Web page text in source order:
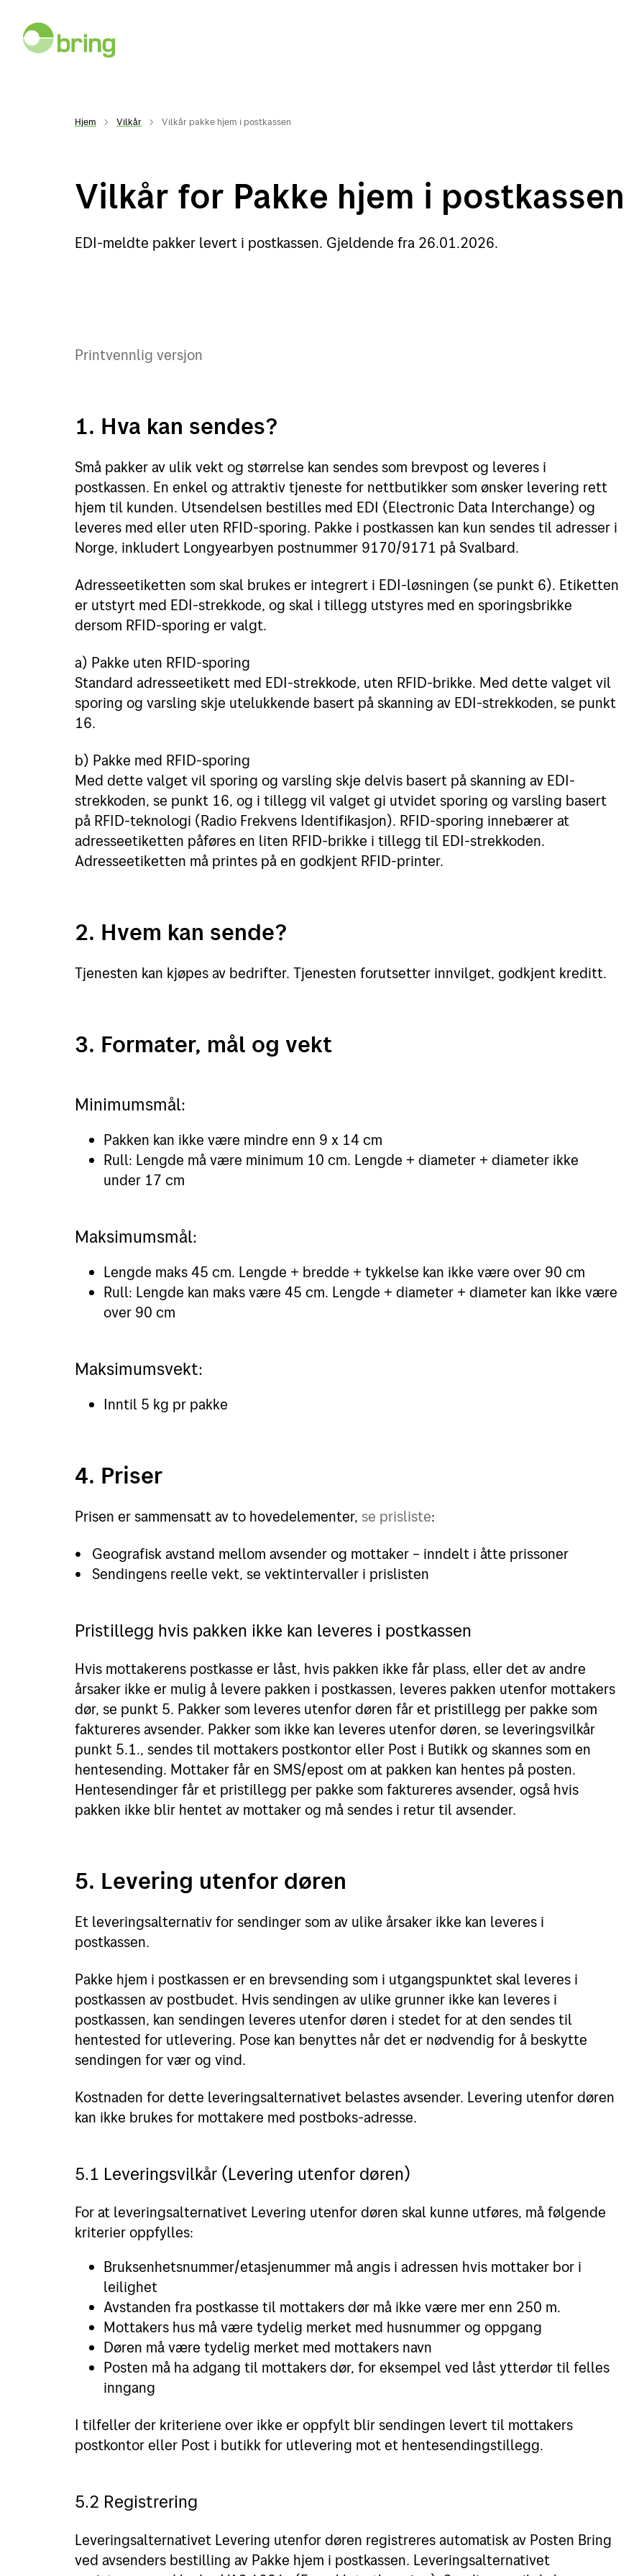
Hjem Vilkår Vilkår pakke hjem i postkassen
Vilkår for Pakke hjem i postkassen
EDI-meldte pakker levert i postkassen. Gjeldende fra 26.01.2026.
Printvennlig versjon
1. Hva kan sendes?
Små pakker av ulik vekt og størrelse kan sendes som brevpost og leveres i
postkassen. En enkel og attraktiv tjeneste for nettbutikker som ønsker levering rett
hjem til kunden. Utsendelsen bestilles med EDI (Electronic Data Interchange) og
leveres med eller uten RFID-sporing. Pakke i postkassen kan kun sendes til adresser i
Norge, inkludert Longyearbyen postnummer 9170/9171 på Svalbard.
Adresseetiketten som skal brukes er integrert i EDI-løsningen (se punkt 6). Etiketten
er utstyrt med EDI-strekkode, og skal i tillegg utstyres med en sporingsbrikke
dersom RFID-sporing er valgt.
a) Pakke uten RFID-sporing
Standard adresseetikett med EDI-strekkode, uten RFID-brikke. Med dette valget vil
sporing og varsling skje utelukkende basert på skanning av EDI-strekkoden, se punkt
16.
b) Pakke med RFID-sporing
Med dette valget vil sporing og varsling skje delvis basert på skanning av EDI-
strekkoden, se punkt 16, og i tillegg vil valget gi utvidet sporing og varsling basert
på RFID-teknologi (Radio Frekvens Identifikasjon). RFID-sporing innebærer at
adresseetiketten påføres en liten RFID-brikke i tillegg til EDI-strekkoden.
Adresseetiketten må printes på en godkjent RFID-printer.
2. Hvem kan sende?
Tjenesten kan kjøpes av bedrifter. Tjenesten forutsetter innvilget, godkjent kreditt.
3. Formater, mål og vekt
Minimumsmål:
Pakken kan ikke være mindre enn 9 x 14 cm
Rull: Lengde må være minimum 10 cm. Lengde + diameter + diameter ikke
under 17 cm
Maksimumsmål:
Lengde maks 45 cm. Lengde + bredde + tykkelse kan ikke være over 90 cm
Rull: Lengde kan maks være 45 cm. Lengde + diameter + diameter kan ikke være
over 90 cm
Maksimumsvekt:
Inntil 5 kg pr pakke
4. Priser
Prisen er sammensatt av to hovedelementer, se prisliste:
• Geografisk avstand mellom avsender og mottaker – inndelt i åtte prissoner
• Sendingens reelle vekt, se vektintervaller i prislisten
Pristillegg hvis pakken ikke kan leveres i postkassen
Hvis mottakerens postkasse er låst, hvis pakken ikke får plass, eller det av andre
årsaker ikke er mulig å levere pakken i postkassen, leveres pakken utenfor mottakers
dør, se punkt 5. Pakker som leveres utenfor døren får et pristillegg per pakke som
faktureres avsender. Pakker som ikke kan leveres utenfor døren, se leveringsvilkår
punkt 5.1., sendes til mottakers postkontor eller Post i Butikk og skannes som en
hentesending. Mottaker får en SMS/epost om at pakken kan hentes på posten.
Hentesendinger får et pristillegg per pakke som faktureres avsender, også hvis
pakken ikke blir hentet av mottaker og må sendes i retur til avsender.
5. Levering utenfor døren
Et leveringsalternativ for sendinger som av ulike årsaker ikke kan leveres i
postkassen.
Pakke hjem i postkassen er en brevsending som i utgangspunktet skal leveres i
postkassen av postbudet. Hvis sendingen av ulike grunner ikke kan leveres i
postkassen, kan sendingen leveres utenfor døren i stedet for at den sendes til
hentested for utlevering. Pose kan benyttes når det er nødvendig for å beskytte
sendingen for vær og vind.
Kostnaden for dette leveringsalternativet belastes avsender. Levering utenfor døren
kan ikke brukes for mottakere med postboks-adresse.
5.1 Leveringsvilkår (Levering utenfor døren)
For at leveringsalternativet Levering utenfor døren skal kunne utføres, må følgende
kriterier oppfylles:
Bruksenhetsnummer/etasjenummer må angis i adressen hvis mottaker bor i
leilighet
Avstanden fra postkasse til mottakers dør må ikke være mer enn 250 m.
Mottakers hus må være tydelig merket med husnummer og oppgang
Døren må være tydelig merket med mottakers navn
Posten må ha adgang til mottakers dør, for eksempel ved låst ytterdør til felles
inngang
I tilfeller der kriteriene over ikke er oppfylt blir sendingen levert til mottakers
postkontor eller Post i butikk for utlevering mot et hentesendingstillegg.
5.2 Registrering
Leveringsalternativet Levering utenfor døren registreres automatisk av Posten Bring
ved avsenders bestilling av Pakke hjem i postkassen. Leveringsalternativet